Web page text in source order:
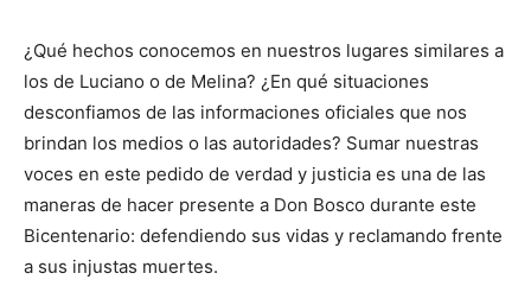
¿Qué hechos conocemos en nuestros lugares similares a
los de Luciano o de Melina? ¿En qué situaciones
desconfiamos de las informaciones oficiales que nos
brindan los medios o las autoridades? Sumar nuestras
voces en este pedido de verdad y justicia es una de las
maneras de hacer presente a Don Bosco durante este
Bicentenario: defendiendo sus vidas y reclamando frente
a sus injustas muertes.